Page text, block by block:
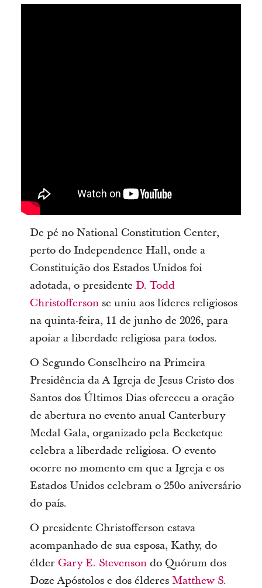
De pé no National Constitution Center,
perto do Independence Hall, onde a
Constituição dos Estados Unidos foi
adotada, o presidente D. Todd
Christoffersonse uniu aos líderes religiosos
na quinta-feira, 11 de junho de 2026, para
apoiar a liberdade religiosa para todos.
O Segundo Conselheiro na Primeira
Presidência da A Igreja de Jesus Cristo dos
Santos dos Últimos Dias ofereceu a oração
de abertura no evento anual Canterbury
Medal Gala, organizado pela Becketque
celebra a liberdade religiosa. O evento
ocorre no momento em que a Igreja e os
Estados Unidos celebram o 250o aniversário
do país.
O presidente Christofferson estava
acompanhado de sua esposa, Kathy, do
élder Gary E. Stevensondo Quórum dos
Doze Apóstolos e dos élderes Matthew S.